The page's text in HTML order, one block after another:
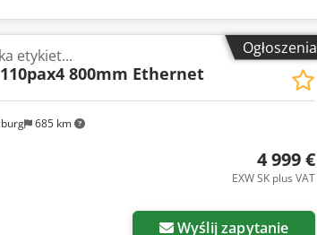
Ogłoszenia
685 km
etykiet...
110pax4 800mm Ethernet
4 999 €
EXW SK plus VAT
Wyślij zapytanie